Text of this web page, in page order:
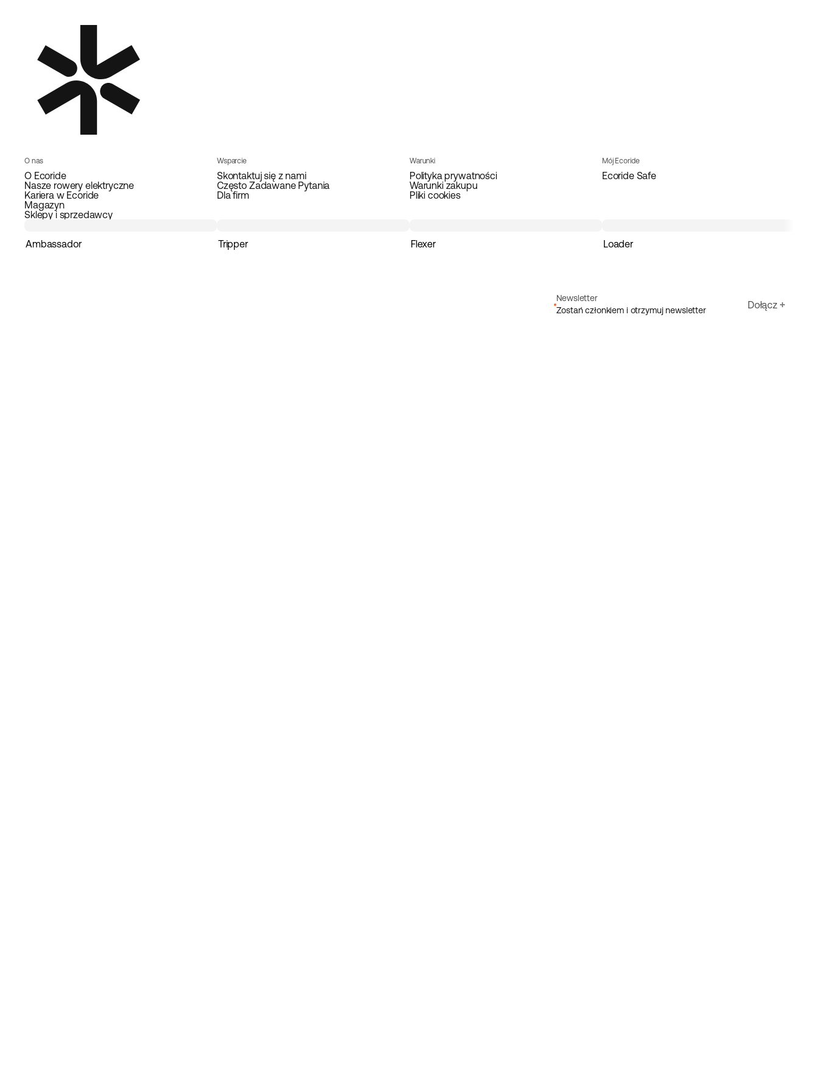
O nas
O Ecoride
Nasze rowery elektryczne
Kariera w Ecoride
Magazyn
Sklepy i sprzedawcy
Wsparcie
Skontaktuj się z nami
Często Zadawane Pytania
Dla firm
Warunki
Polityka prywatności
Warunki zakupu
Pliki cookies
Mój Ecoride
Ecoride Safe
Ambassador Tripper Flexer Loader
Newsletter
Zostań członkiem i otrzymuj newsletter
Dołącz